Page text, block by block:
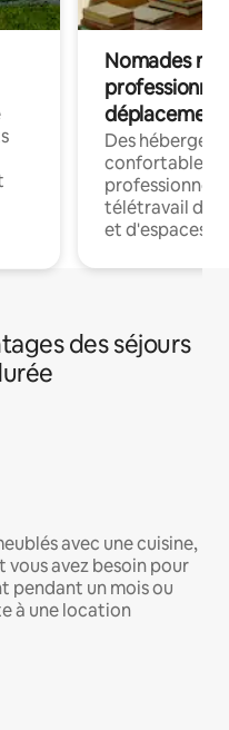
Nomades
déplacement
Des
confortables
professionnels
télétravail
et d'espaces
des séjours
avec une cuisine,
avez besoin pour
pendant un mois ou
à une location